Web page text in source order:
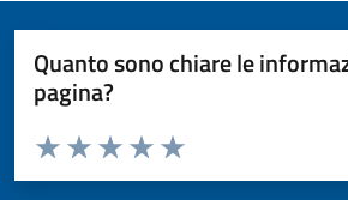
Quanto sono chiare le
pagina?
Valuta da 1 a 5 stelle la pagina
Valuta 5 stelle su 5
Valuta 4 stelle su 5
Valuta 3 stelle su 5
Valuta 2 stelle su 5
Valuta 1 stelle su 5